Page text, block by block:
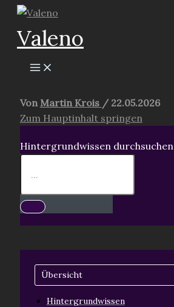
Zum
Inhalt
springen
Valeno
Von Martin Krois / 22.05.2026
Zum Hauptinhalt springen
Hintergrundwissen durchsuchen
Übersicht
Hintergrundwissen